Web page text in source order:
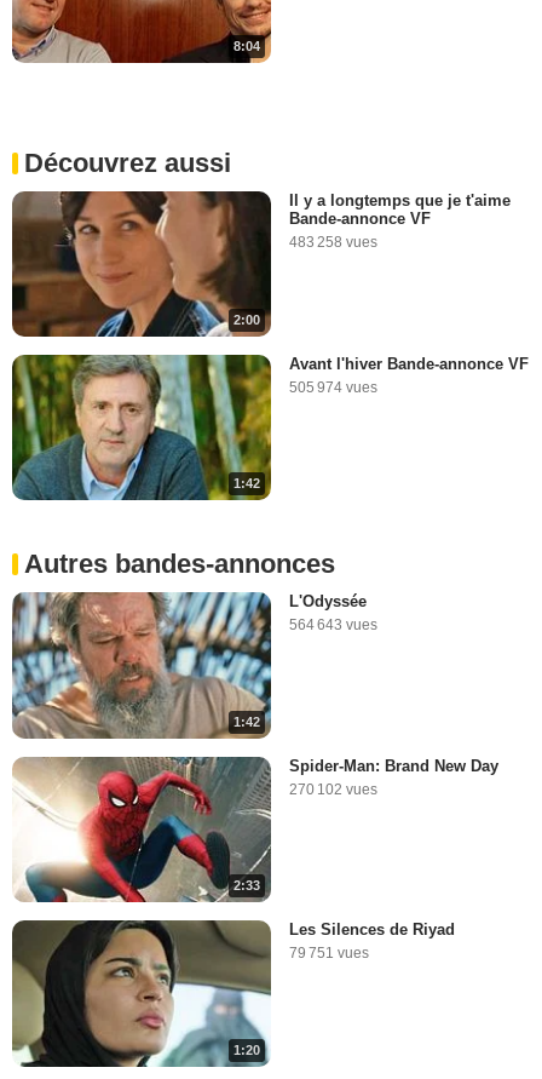
8:04
Découvrez aussi
2:00
Il y a longtemps que je t'aime
Bande-annonce VF
483 258 vues
1:42
Avant l'hiver Bande-annonce VF
505 974 vues
Autres bandes-annonces
1:42
L'Odyssée
564 643 vues
2:33
Spider-Man: Brand New Day
270 102 vues
1:20
Les Silences de Riyad
79 751 vues